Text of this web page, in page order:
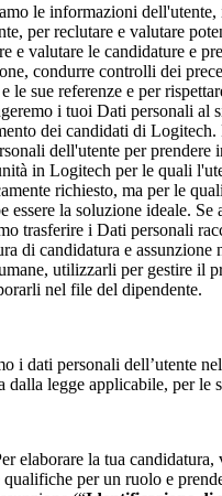
le informazioni dell'utente,
per reclutare e valutare
e valutare le candidature e
condurre controlli dei
le sue referenze e per
i tuoi Dati personali al
dei candidati di
dell'utente per prendere
in Logitech per le quali
richiesto, ma per le
essere la soluzione ideale. Se
trasferire i Dati personali
di candidatura e assunzione
utilizzarli per gestire il
nel file del dipendente.
i dati personali dell’utente
dalla legge applicabile, per le
elaborare la tua candidatura,
qualifiche per un ruolo e